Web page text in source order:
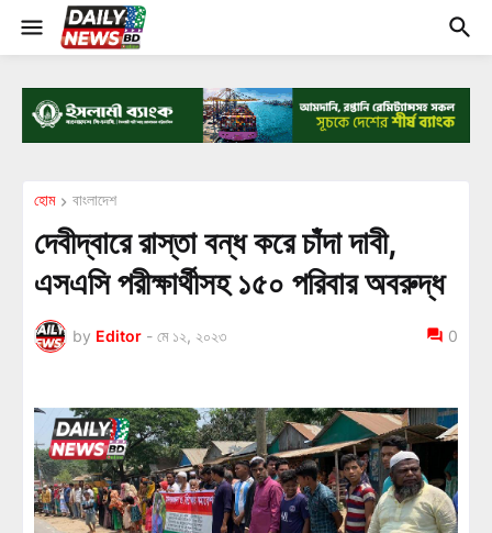
হোম বাংলাদেশ
দেবীদ্বারে রাস্তা বন্ধ করে চাঁদা দাবী,
এসএসি পরীক্ষার্থীসহ ১৫০ পরিবার অবরুদ্ধ
by Editor - মে ১২, ২০২৩ 0